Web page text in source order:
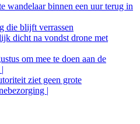
wandelaar binnen een uur terug in
die blijft verrassen
dicht na vondst drone met
om mee te doen aan de
ziet geen grote
|